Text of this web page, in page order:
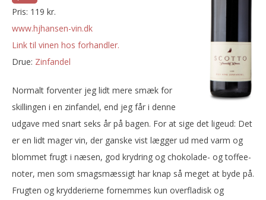
Pris: 119 kr.
www.hjhansen-vin.dk
Link til vinen hos forhandler.
Drue:
zinfandel
Normalt forventer jeg lidt mere smæk for
skillingen i en zinfandel, end jeg får i denne
udgave med snart seks år på bagen. For at sige det ligeud: Det
er en lidt mager vin, der ganske vist lægger ud med varm og
blommet frugt i næsen, god krydring og chokolade- og toffee-
noter, men som smagsmæssigt har knap så meget at byde på.
Frugten og krydderierne fornemmes kun overfladisk og